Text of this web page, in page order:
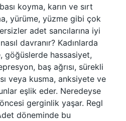
koyma, karın ve sırt
yürüme, yüzme gibi çok
adet sancılarına iyi
davranır? Kadınlarda
göğüslerde hassasiyet,
baş ağrısı, sürekli
veya kusma, anksiyete ve
eşlik eder. Neredeyse
gerginlik yaşar. Regl
döneminde bu